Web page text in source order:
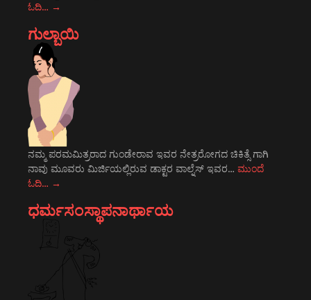
ಓದಿ… →
ಗುಲ್ಬಾಯಿ
ನಮ್ಮ ಪರಮಮಿತ್ರರಾದ ಗುಂಡೇರಾವ ಇವರ ನೇತ್ರರೋಗದ ಚಿಕಿತ್ಸೆ ಗಾಗಿ
ನಾವು ಮೂವರು ಮಿರ್ಜಿಯಲ್ಲಿರುವ ಡಾಕ್ಟರ ವಾಲ್ನೆಸ್ ಇವರ… ಮುಂದೆ
ಓದಿ… →
ಧರ್ಮಸಂಸ್ಥಾಪನಾರ್ಥಾಯ